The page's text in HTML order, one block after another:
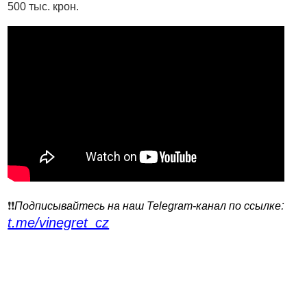
500 тыс. крон.
❗️❗️Подписывайтесь на наш Telegram-канал по ссылке:
t.me/vinegret_cz